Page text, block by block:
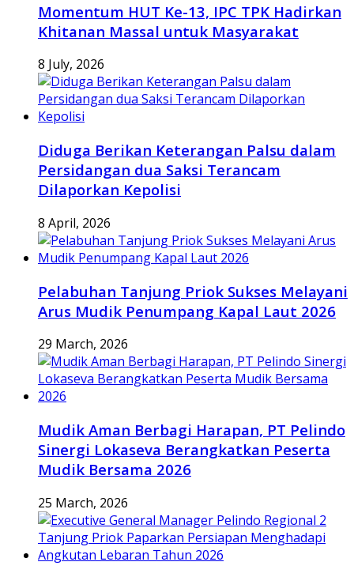
Momentum HUT Ke-13, IPC TPK Hadirkan
Khitanan Massal untuk Masyarakat
8 July, 2026
Diduga Berikan Keterangan Palsu dalam
Persidangan dua Saksi Terancam
Dilaporkan Kepolisi
8 April, 2026
Pelabuhan Tanjung Priok Sukses Melayani
Arus Mudik Penumpang Kapal Laut 2026
29 March, 2026
Mudik Aman Berbagi Harapan, PT Pelindo
Sinergi Lokaseva Berangkatkan Peserta
Mudik Bersama 2026
25 March, 2026